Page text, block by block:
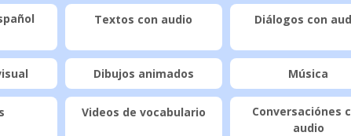
Textos con audio Diálogos con
Dibujos animados Música
Videos de vocabulario
Conversaciónes
audio